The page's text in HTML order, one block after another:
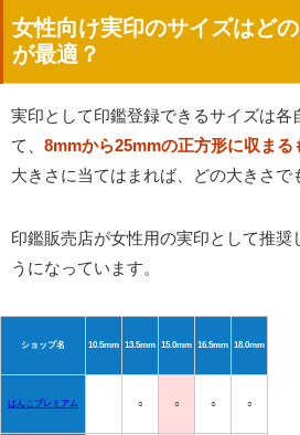
女性向け実印のサイズはど
が最適？
実印として印鑑登録できるサイズは各
て、 8mmから25mmの正方形に収まる
大きさに当てはまれば、どの大きさで
印鑑販売店が女性用の実印として推奨
うになっています。
ショップ名 10.5mm 13.5mm 15.0mm 16.5mm 18.0mm
はんこプレミアム ○ ○ ○ ○